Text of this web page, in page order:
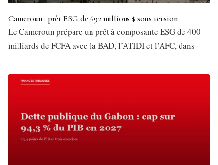
Cameroun : prêt ESG de 692 millions $ sous tension
Le Cameroun prépare un prêt à composante ESG de 400
milliards de FCFA avec la BAD, l’ATIDI et l’AFC, dans